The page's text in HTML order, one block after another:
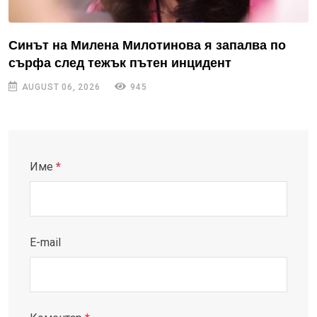
Синът на Милена Милотинова я запалва по
сърфа след тежък пътен инцидент
AUGUST 06, 2026 945
Име *
E-mail